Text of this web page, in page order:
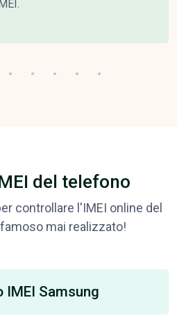
del telefono
controllare l'IMEI online del
mai realizzato!
IMEI Samsung